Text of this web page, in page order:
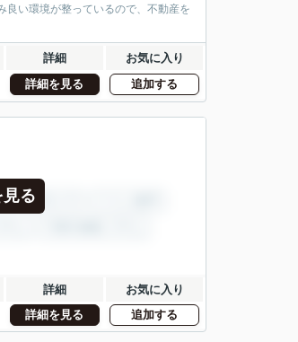
良い環境が整っているので、不動産を
詳細 お気に入り
詳細を見る 追加する
る
詳細 お気に入り
詳細を見る 追加する